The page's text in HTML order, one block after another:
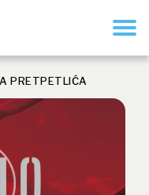
PRETPETLIĆA